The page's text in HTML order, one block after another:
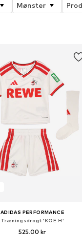
Mønster
ADIDAS PERFORMANCE
Træningsdragt 'KOE H'
525,00 kr